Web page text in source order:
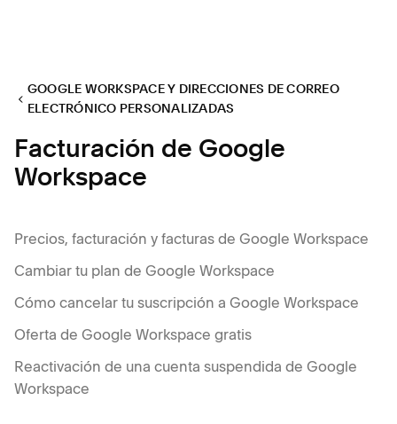
GOOGLE WORKSPACE Y DIRECCIONES DE CORREO
ELECTRÓNICO PERSONALIZADAS
Facturación de Google
Workspace
Precios, facturación y facturas de Google Workspace
Cambiar tu plan de Google Workspace
Cómo cancelar tu suscripción a Google Workspace
Oferta de Google Workspace gratis
Reactivación de una cuenta suspendida de Google
Workspace